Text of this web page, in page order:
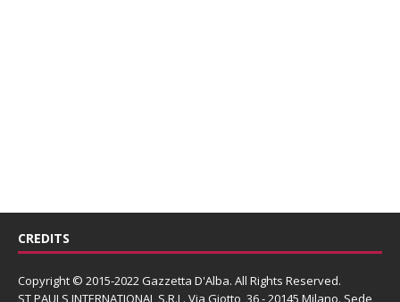
CREDITS
Copyright © 2015-2022 Gazzetta D'Alba. All Rights Reserved.
ST PAULS INTERNATIONAL S.R.L. Via Giotto, 36 - 20145 Milano. Sede